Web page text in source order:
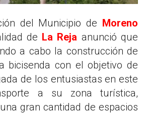
del Municipio de Moreno
de La Reja anunció que
a cabo la construcción de
bicisenda con el objetivo de
de los entusiastas en este
a su zona turística,
gran cantidad de espacios